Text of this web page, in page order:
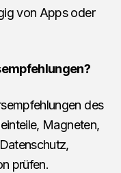
von Apps oder
des
Magneten,
prüfen.